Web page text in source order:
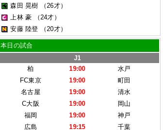
森田 晃樹
（26才）
上林 豪
（24才）
安藤 陸登
（20才）
本日の試合
J1
柏
19:00
水戸
FC東京
19:00
町田
名古屋
19:00
清水
C大阪
19:00
岡山
福岡
19:00
神戸
広島
19:15
千葉